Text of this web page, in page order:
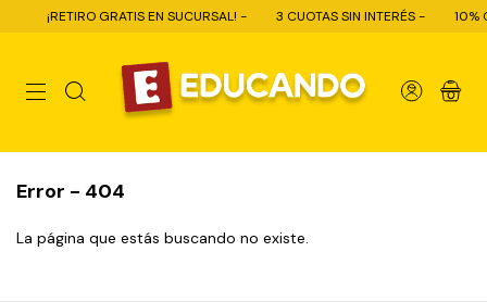
¡RETIRO GRATIS EN SUCURSAL! - 3 CUOTAS SIN INTERÉS - 10%
0
Error - 404
La página que estás buscando no existe.